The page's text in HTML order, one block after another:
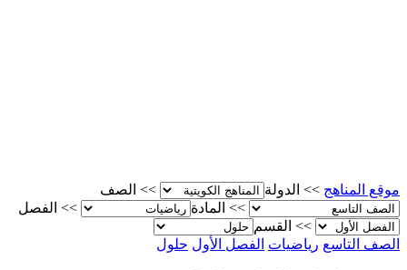
موقع المناهج >> الدولة >>
الصف
>>
المادة >>
الفصل
>>
القسم
الصف التاسع رياضيات الفصل الأول حلول